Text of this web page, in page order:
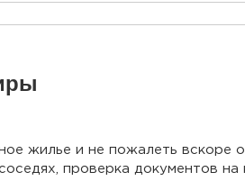
жилье и не пожалеть вскоре
проверка документов на